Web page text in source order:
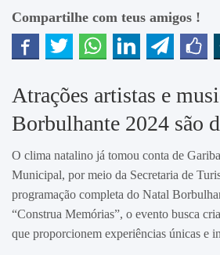
Compartilhe com teus amigos !
Atrações artistas e
Borbulhante 2024 são
O clima natalino já tomou conta de
Municipal, por meio da Secretaria de
programação completa do Natal
“Construa Memórias”, o evento busca
que proporcionem experiências únicas e